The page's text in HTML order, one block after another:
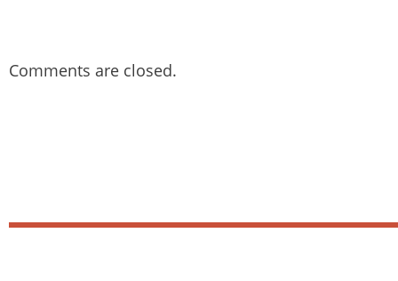
Comments are closed.